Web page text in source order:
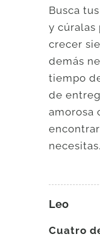
Busca
y cúralas
crecer
demás
tiempo
de
amorosa
necesitas.
Leo
Cuatro